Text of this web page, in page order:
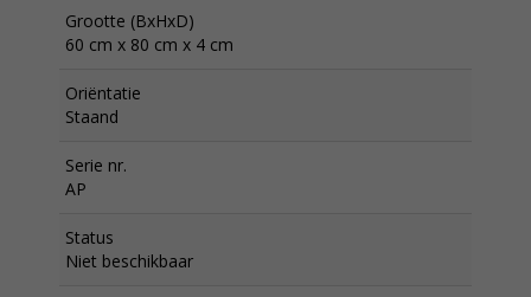
Grootte (BxHxD)
60 cm x 80 cm x 4 cm
Oriëntatie
Staand
Serie nr.
AP
Status
Niet beschikbaar